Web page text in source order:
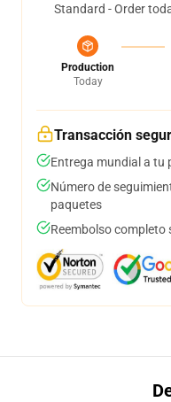
Standard - Order
Production
Today
Transacción
Entrega mundial a tu
Número de
paquetes
Reembolso completo